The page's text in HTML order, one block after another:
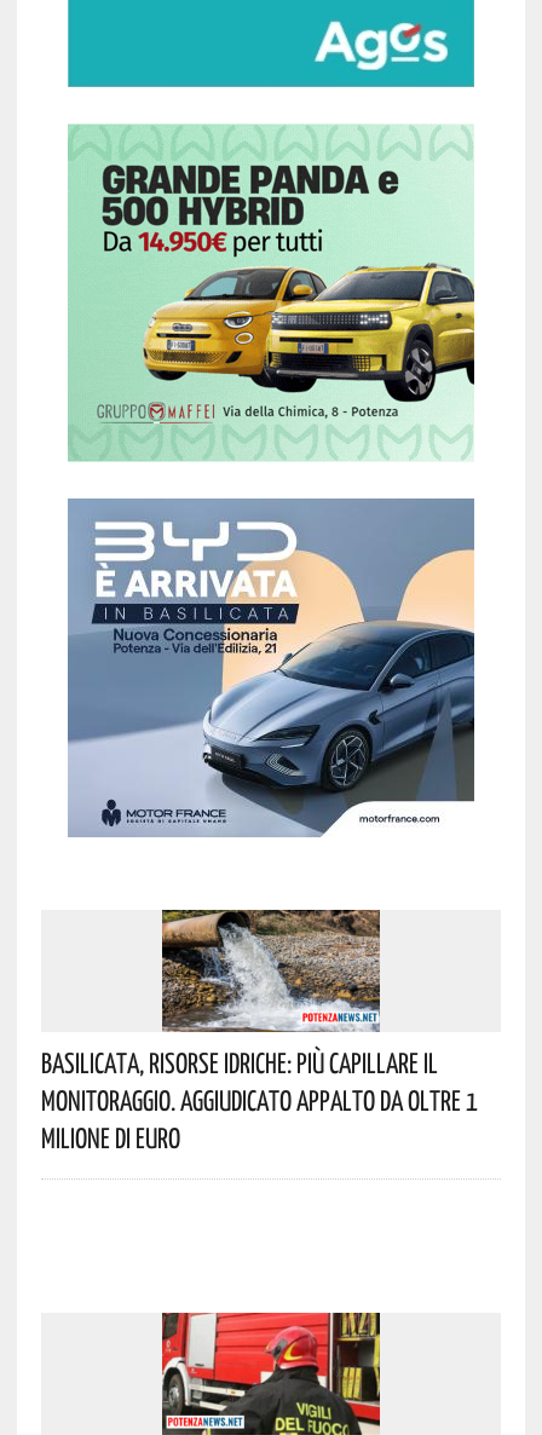
Basilicata, Risorse Idriche: Più Capillare Il
Monitoraggio. Aggiudicato Appalto Da Oltre 1
Milione Di Euro